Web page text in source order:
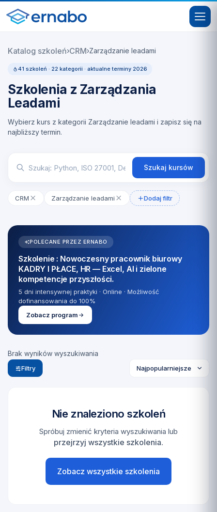
Katalog szkoleń›CRM›Zarządzanie leadami
41 szkoleń · 22 kategorii · aktualne terminy 2026
Szkolenia z Zarządzania
Leadami
Wybierz kurs z kategorii Zarządzanie leadami i zapisz się na
najbliższy termin.
Szukaj kursów
CRM Zarządzanie leadami Dodaj filtr
POLECANE PRZEZ ERNABO
Szkolenie : Nowoczesny pracownik biurowy
KADRY I PŁACE, HR — Excel, AI i zielone
kompetencje przyszłości.
5 dni intensywnej praktyki · Online · Możliwość
dofinansowania do 100%
Zobacz program
Brak wyników wyszukiwania
Filtry
Nie znaleziono szkoleń
Spróbuj zmienić kryteria wyszukiwania lub
przejrzyj wszystkie szkolenia.
Zobacz wszystkie szkolenia